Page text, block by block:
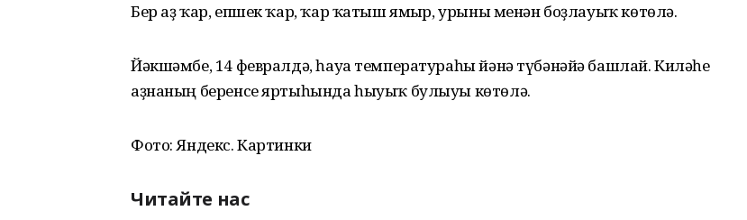
Бер аҙ ҡар, епшек ҡар, ҡар ҡатыш ямғыр, урыны менән боҙлауыҡ көтөлә.
Йәкшәмбе, 14 февралдә, һауа температураһы йәнә түбәнәйә башлай. Киләһе
аҙнаның беренсе яртыһында һыуыҡ булыуы көтөлә.
Фото: Яндекс. Картинки
Читайте нас